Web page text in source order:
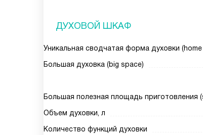
ДУХОВОЙ ШКАФ
Уникальная сводчатая форма духовки (home
Большая духовка (big space)
Большая полезная площадь приготовления
Объем духовки, л
Количество функций духовки